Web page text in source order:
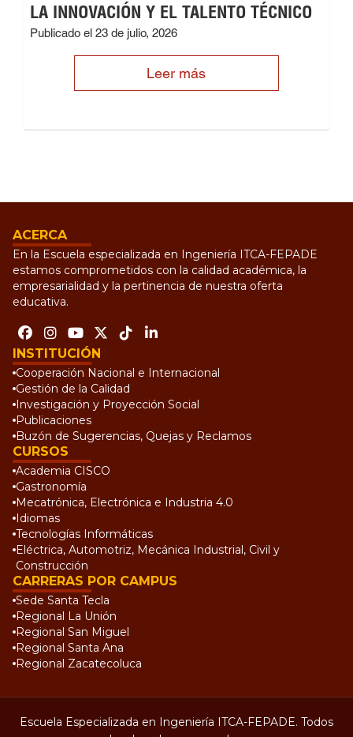
LA INNOVACIÓN Y EL TALENTO TÉCNICO
Publicado el 23 de julio, 2026
Leer más
ACERCA
En la Escuela especializada en Ingeniería ITCA-FEPADE
estamos comprometidos con la calidad académica, la
empresarialidad y la pertinencia de nuestra oferta
educativa.
INSTITUCIÓN
Cooperación Nacional e Internacional
Gestión de la Calidad
Investigación y Proyección Social
Publicaciones
Buzón de Sugerencias, Quejas y Reclamos
CURSOS
Academia CISCO
Gastronomía
Mecatrónica, Electrónica e Industria 4.0
Idiomas
Tecnologías Informáticas
Eléctrica, Automotriz, Mecánica Industrial, Civil y
Construcción
CARRERAS POR CAMPUS
Sede Santa Tecla
Regional La Unión
Regional San Miguel
Regional Santa Ana
Regional Zacatecoluca
Escuela Especializada en Ingeniería ITCA-FEPADE. Todos